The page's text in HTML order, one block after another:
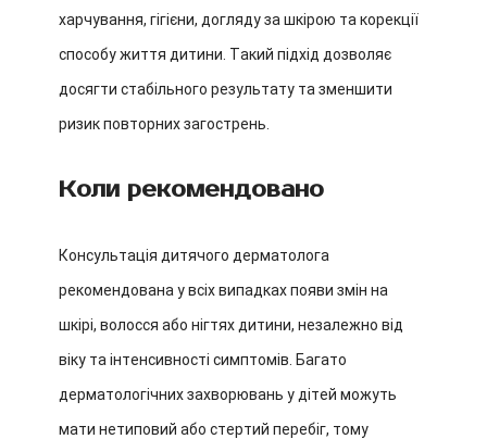
харчування, гігієни, догляду за шкірою та корекції
способу життя дитини. Такий підхід дозволяє
досягти стабільного результату та зменшити
ризик повторних загострень.
Коли рекомендовано
Консультація дитячого дерматолога
рекомендована у всіх випадках появи змін на
шкірі, волосся або нігтях дитини, незалежно від
віку та інтенсивності симптомів. Багато
дерматологічних захворювань у дітей можуть
мати нетиповий або стертий перебіг, тому